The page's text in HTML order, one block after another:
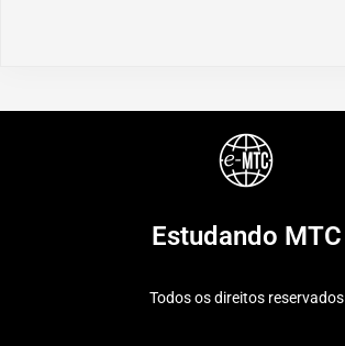
Estudando MTC
Todos os direitos reservados